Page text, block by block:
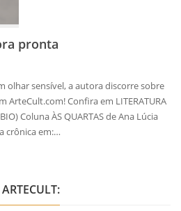
pronta
olhar sensível, a autora discorre sobre
ArteCult.com! Confira em LITERATURA
Coluna ÀS QUARTAS de Ana Lúcia
crônica em:…